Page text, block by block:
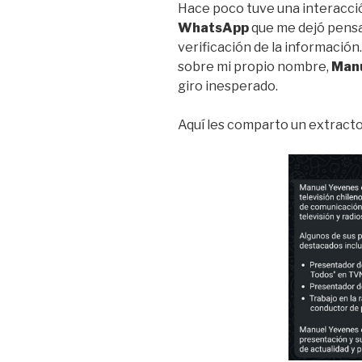
Hace poco tuve una
WhatsAppque me dejó
verificación de la
sobre mi propio nombre,
giro inesperado.
Aquí les comparto un